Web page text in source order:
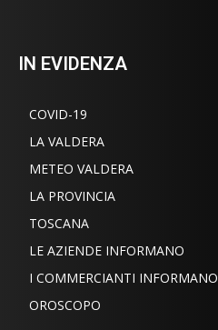
IN EVIDENZA
COVID-19
LA VALDERA
METEO VALDERA
LA PROVINCIA
TOSCANA
LE AZIENDE INFORMANO
I COMMERCIANTI INFORMANO
OROSCOPO